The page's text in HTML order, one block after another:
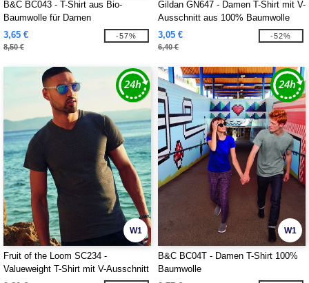
B&C BC043 - T-Shirt aus Bio-
Baumwolle für Damen
3,65 €
8,50 €
-57%
Gildan GN647 - Damen T-Shirt mit V-
Ausschnitt aus 100% Baumwolle
3,05 €
6,40 €
-52%
W1
Fruit of the Loom SC234 -
Valueweight T-Shirt mit V-Ausschnitt
W1
B&C BC04T - Damen T-Shirt 100%
Baumwolle